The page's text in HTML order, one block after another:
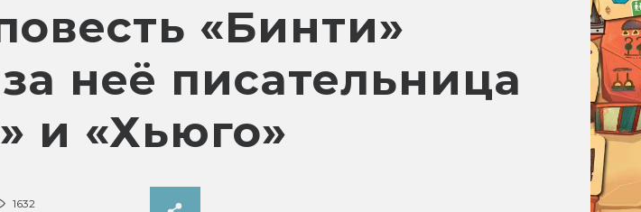
«Бинти»
неё писательница
и «Хьюго»
1632